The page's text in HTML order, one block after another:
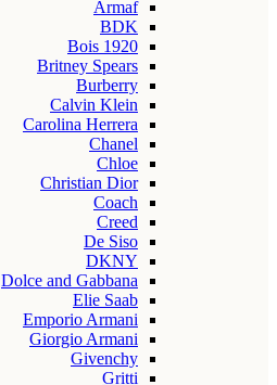
Armaf
BDK
Bois 1920
Britney Spears
Burberry
Calvin Klein
Carolina Herrera
Chanel
Chloe
Christian Dior
Coach
Creed
De Siso
DKNY
Dolce and Gabbana
Elie Saab
Emporio Armani
Giorgio Armani
Givenchy
Gritti